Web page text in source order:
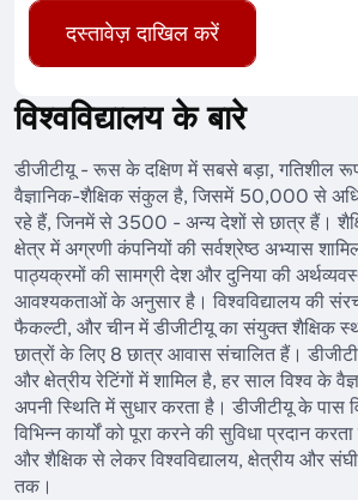
दस्तावेज़ दाखिल करें
विश्वविद्यालय के बारे
डीजीटीयू - रूस के दक्षिण में सबसे बड़ा, गतिशील
वैज्ञानिक-शैक्षिक संकुल है, जिसमें 50,000 से
रहे हैं, जिनमें से 3500 - अन्य देशों से छात्र हैं।
क्षेत्र में अग्रणी कंपनियों की सर्वश्रेष्ठ अभ्यास
पाठ्यक्रमों की सामग्री देश और दुनिया की
आवश्यकताओं के अनुसार है। विश्वविद्यालय की
फैकल्टी, और चीन में डीजीटीयू का संयुक्त शैक्षिक
छात्रों के लिए 8 छात्र आवास संचालित हैं।
और क्षेत्रीय रेटिंगों में शामिल है, हर साल विश्व के
अपनी स्थिति में सुधार करता है। डीजीटीयू के पास
विभिन्न कार्यों को पूरा करने की सुविधा प्रदान
और शैक्षिक से लेकर विश्वविद्यालय, क्षेत्रीय और
तक।